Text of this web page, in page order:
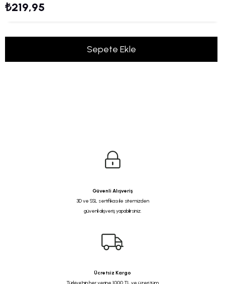
₺219,95
Güvenli Alışveriş
3D ve SSL sertifikası ile sitemizden
güvenli alışveriş yapabilirsiniz.
Ücretsiz Kargo